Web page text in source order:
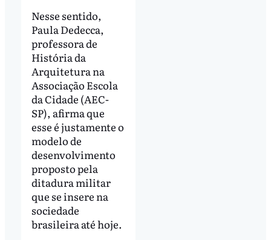
Nesse sentido,
Paula Dedecca,
professora de
História da
Arquitetura na
Associação Escola
da Cidade (AEC-
SP), afirma que
esse é justamente o
modelo de
desenvolvimento
proposto pela
ditadura militar
que se insere na
sociedade
brasileira até hoje.